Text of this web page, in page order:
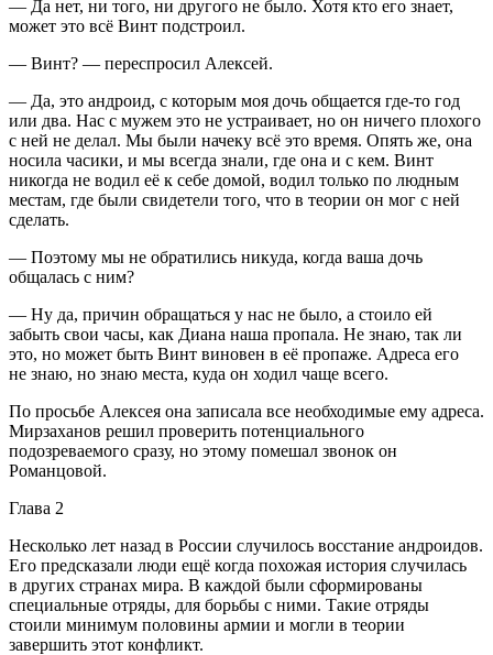
— Да нет, ни того, ни другого не было. Хотя кто его знает,
может это всё Винт подстроил.
— Винт? — переспросил Алексей.
— Да, это андроид, с которым моя дочь общается где-то год
или два. Нас с мужем это не устраивает, но он ничего плохого
с ней не делал. Мы были начеку всё это время. Опять же, она
носила часики, и мы всегда знали, где она и с кем. Винт
никогда не водил её к себе домой, водил только по людным
местам, где были свидетели того, что в теории он мог с ней
сделать.
— Поэтому мы не обратились никуда, когда ваша дочь
общалась с ним?
— Ну да, причин обращаться у нас не было, а стоило ей
забыть свои часы, как Диана наша пропала. Не знаю, так ли
это, но может быть Винт виновен в её пропаже. Адреса его
не знаю, но знаю места, куда он ходил чаще всего.
По просьбе Алексея она записала все необходимые ему адреса.
Мирзаханов решил проверить потенциального
подозреваемого сразу, но этому помешал звонок он
Романцовой.
Глава 2
Несколько лет назад в России случилось восстание андроидов.
Его предсказали люди ещё когда похожая история случилась
в других странах мира. В каждой были сформированы
специальные отряды, для борьбы с ними. Такие отряды
стоили минимум половины армии и могли в теории
завершить этот конфликт.